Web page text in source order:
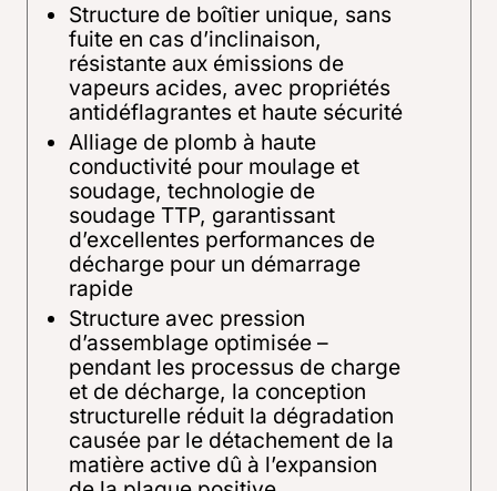
Structure de boîtier unique, sans
fuite en cas d’inclinaison,
résistante aux émissions de
vapeurs acides, avec propriétés
antidéflagrantes et haute sécurité
Alliage de plomb à haute
conductivité pour moulage et
soudage, technologie de
soudage TTP, garantissant
d’excellentes performances de
décharge pour un démarrage
rapide
Structure avec pression
d’assemblage optimisée –
pendant les processus de charge
et de décharge, la conception
structurelle réduit la dégradation
causée par le détachement de la
matière active dû à l’expansion